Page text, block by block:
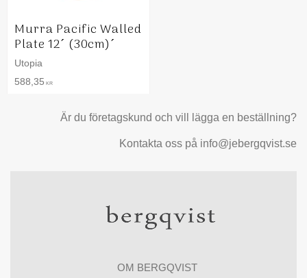
Murra Pacific Walled
Plate 12´ (30cm)´
Utopia
588,35 KR
Är du företagskund och vill lägga en beställning?
Kontakta oss på info@jebergqvist.se
OM BERGQVIST